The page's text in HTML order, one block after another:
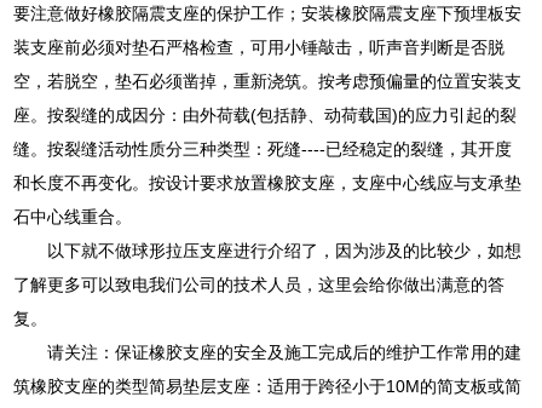
要注意做好橡胶隔震支座的保护工作；安装橡胶隔震支座下预埋板安
装支座前必须对垫石严格检查，可用小锤敲击，听声音判断是否脱
空，若脱空，垫石必须凿掉，重新浇筑。按考虑预偏量的位置安装支
座。按裂缝的成因分：由外荷载(包括静、动荷载国)的应力引起的裂
缝。按裂缝活动性质分三种类型：死缝----已经稳定的裂缝，其开度
和长度不再变化。按设计要求放置橡胶支座，支座中心线应与支承垫
石中心线重合。
以下就不做球形拉压支座进行介绍了，因为涉及的比较少，如想
了解更多可以致电我们公司的技术人员，这里会给你做出满意的答
复。
请关注：保证橡胶支座的安全及施工完成后的维护工作常用的建
筑橡胶支座的类型简易垫层支座：适用于跨径小于10M的简支板或简